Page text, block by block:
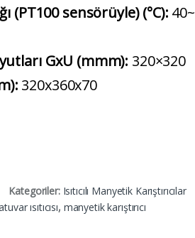
(PT100 sensörüyle) (°C):
GxU (mmm): 320×320
320x360x70
Kategoriler: Isıtıcılı Manyetik Karıştırıcılar
ısıtıcısı, manyetik karıştırıcı